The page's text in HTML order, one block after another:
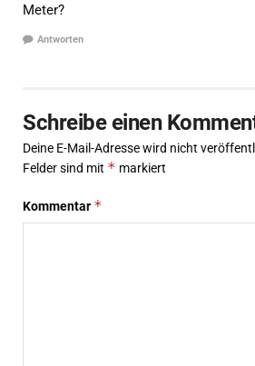
Meter?
Antworten
Schreibe einen
Deine E-Mail-Adresse wird nicht
Felder sind mit * markiert
Kommentar *